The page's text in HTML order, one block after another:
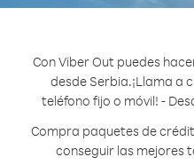
Con Viber Out puedes
desde Serbia.¡Llama a
teléfono fijo o móvil! -
Compra paquetes de
conseguir las mejores